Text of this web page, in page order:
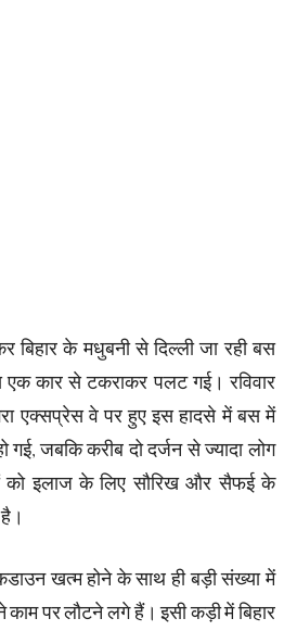
बिहार के मधुबनी से दिल्ली जा रही बस
कार से टकराकर पलट गई। रविवार
वे पर हुए इस हादसे में बस में
गई, जबकि करीब दो दर्जन से ज्यादा लोग
को इलाज के लिए सौरिख और सैफई के
खत्म होने के साथ ही बड़ी संख्या में
काम पर लौटने लगे हैं। इसी कड़ी में बिहार